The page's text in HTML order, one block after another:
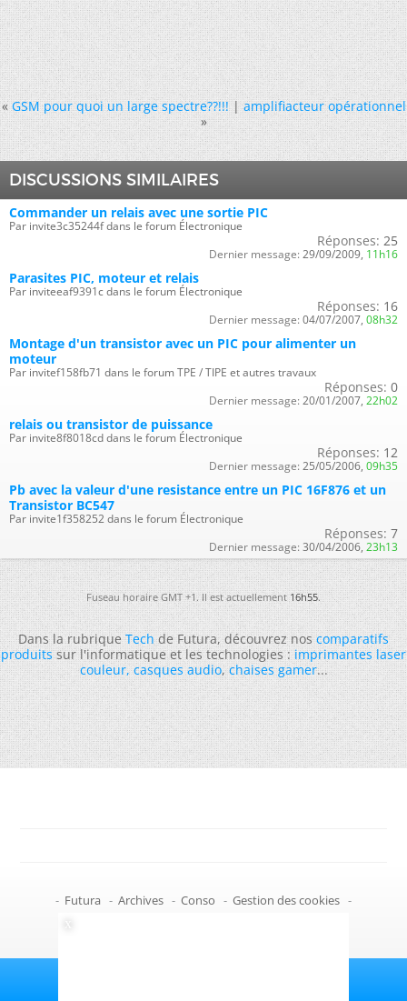
« GSM pour quoi un large spectre??!!!|amplifiacteur opérationnel
»
DISCUSSIONS SIMILAIRES
Commander un relais avec une sortie PIC
Par invite3c35244f dans le forum Électronique
Réponses: 25
Dernier message: 29/09/2009, 11h16
Parasites PIC, moteur et relais
Par inviteeaf9391c dans le forum Électronique
Réponses: 16
Dernier message: 04/07/2007, 08h32
Montage d'un transistor avec un PIC pour alimenter un
moteur
Par invitef158fb71 dans le forum TPE / TIPE et autres travaux
Réponses: 0
Dernier message: 20/01/2007, 22h02
relais ou transistor de puissance
Par invite8f8018cd dans le forum Électronique
Réponses: 12
Dernier message: 25/05/2006, 09h35
Pb avec la valeur d'une resistance entre un PIC 16F876 et un
Transistor BC547
Par invite1f358252 dans le forum Électronique
Réponses: 7
Dernier message: 30/04/2006, 23h13
Fuseau horaire GMT +1. Il est actuellement16h55.
Dans la rubriqueTechde Futura, découvrez noscomparatifs
produitssur l'informatique et les technologies :imprimantes laser
couleur,casques audio,chaises gamer...
- Futura - Archives - Conso - Gestion des cookies -